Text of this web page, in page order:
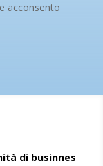
acconsento
di businnes